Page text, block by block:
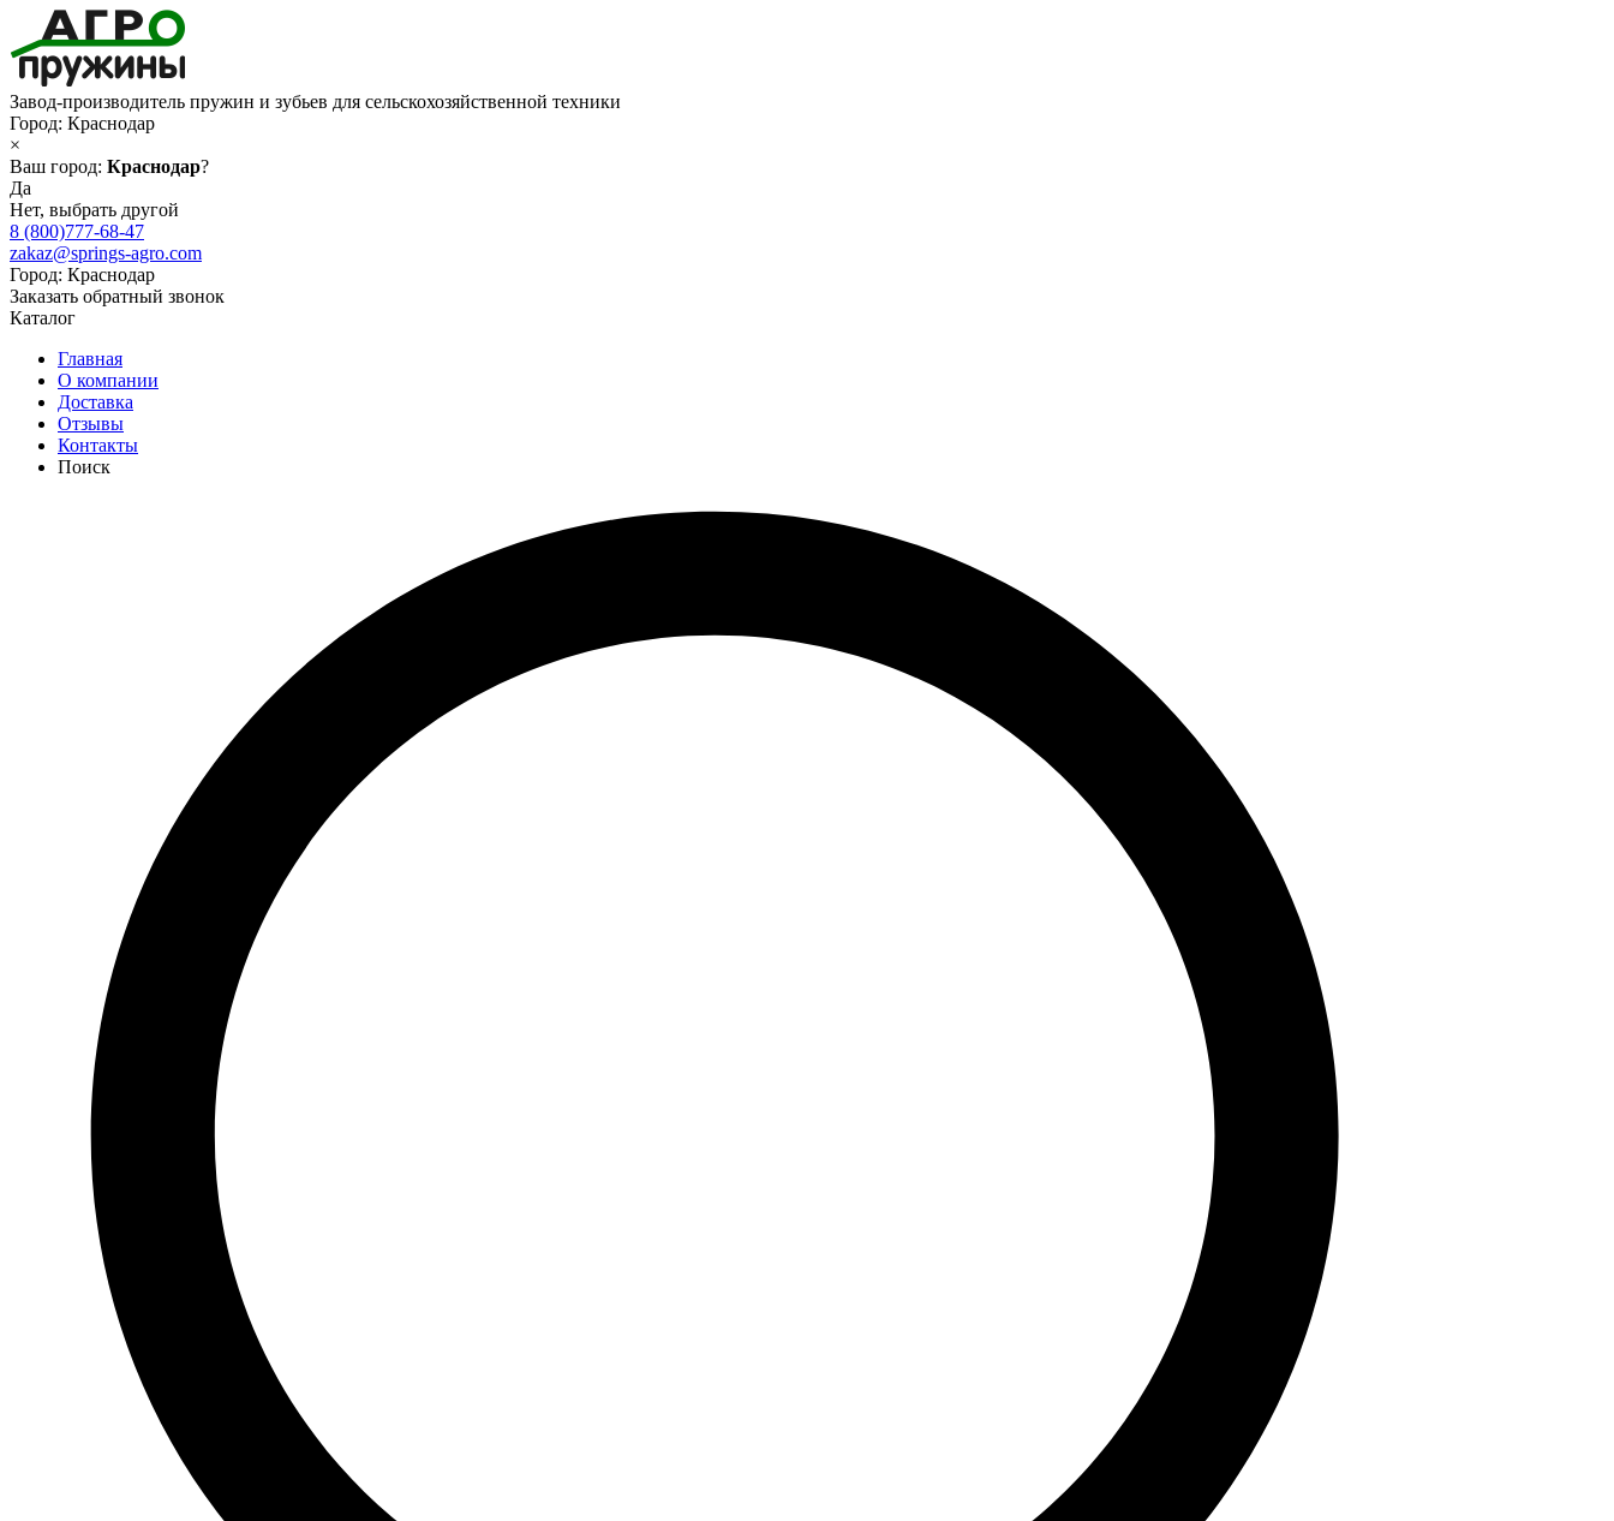
Завод-производитель пружин и зубьев для сельскохозяйственной техники
Город: Краснодар
×
Ваш город: Краснодар?
Да
Нет, выбрать другой
8 (800)777-68-47
zakaz@springs-agro.com
Город: Краснодар
Заказать обратный звонок
Каталог
Главная
О компании
Доставка
Отзывы
Контакты
Поиск